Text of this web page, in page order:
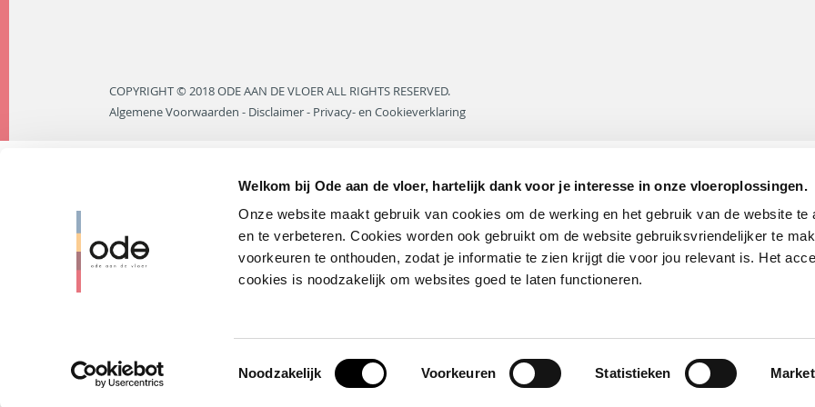
Welkom bij Ode aan de vloer, hartelijk dank voor je interesse in onze vloeroplossingen.
Onze website maakt gebruik van cookies om de werking en het gebruik van de website te
en te verbeteren. Cookies worden ook gebruikt om de website gebruiksvriendelijker te
voorkeuren te onthouden, zodat je informatie te zien krijgt die voor jou relevant is. Het
cookies is noodzakelijk om websites goed te laten functioneren.
Toestemmingsselectie
Noodzakelijk Voorkeuren Statistieken
COPYRIGHT © 2018 ODE AAN DE VLOER ALL RIGHTS RESERVED.
Algemene Voorwaarden - Disclaimer- Privacy- en Cookieverklaring